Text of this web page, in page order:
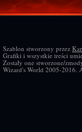
Szablon stworzony przez
Grafiki i wszystkie treści
Zostały one stworzone/
Wizard's World 2005-2016.